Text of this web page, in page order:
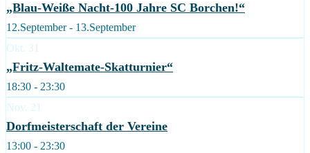
„Blau-Weiße Nacht-100 Jahre SC Borchen!“
12.September - 13.September
Okt. 31
„Fritz-Waltemate-Skatturnier“
18:30 - 23:30
Nov. 21
Dorfmeisterschaft der Vereine
13:00 - 23:30